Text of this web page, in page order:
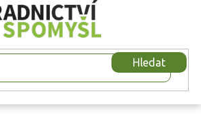
Hledat